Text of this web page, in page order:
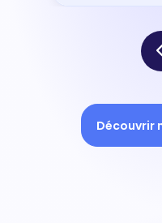
Découvrir